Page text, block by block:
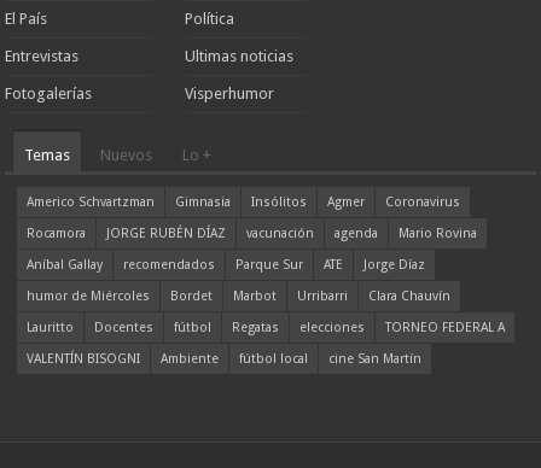
El País
Entrevistas
Fotogalerías
Política
Ultimas noticias
Visperhumor
Temas Nuevos Lo +
Americo Schvartzman Gimnasia Insólitos Agmer
Coronavirus
Rocamora
JORGE RUBÉN DÍAZ vacunación agenda
Mario Rovina
Aníbal Gallay
recomendados Parque Sur ATE
Jorge Díaz
humor de Miércoles
Bordet Marbot Urribarri
Clara Chauvín
Lauritto
Docentes fútbol Regatas elecciones
TORNEO FEDERAL A
VALENTÍN BISOGNI
Ambiente fútbol local cine San Martín